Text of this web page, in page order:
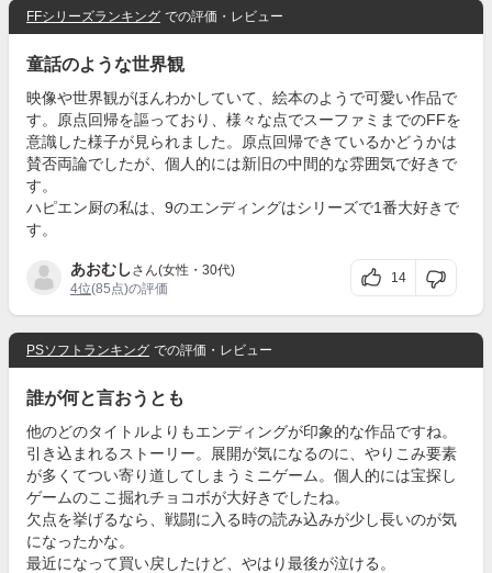
FFシリーズランキング での評価・レビュー
童話のような世界観
映像や世界観がほんわかしていて、絵本のようで可愛い作品で
す。原点回帰を謳っており、様々な点でスーファミまでのFFを
意識した様子が見られました。原点回帰できているかどうかは
賛否両論でしたが、個人的には新旧の中間的な雰囲気で好きで
す。
ハピエン厨の私は、9のエンディングはシリーズで1番大好きで
す。
あおむしさん(女性・30代)
4位(85点)の評価
14
PSソフトランキング での評価・レビュー
誰が何と言おうとも
他のどのタイトルよりもエンディングが印象的な作品ですね。
引き込まれるストーリー。展開が気になるのに、やりこみ要素
が多くてつい寄り道してしまうミニゲーム。個人的には宝探し
ゲームのここ掘れチョコボが大好きでしたね。
欠点を挙げるなら、戦闘に入る時の読み込みが少し長いのが気
になったかな。
最近になって買い戻したけど、やはり最後が泣ける。